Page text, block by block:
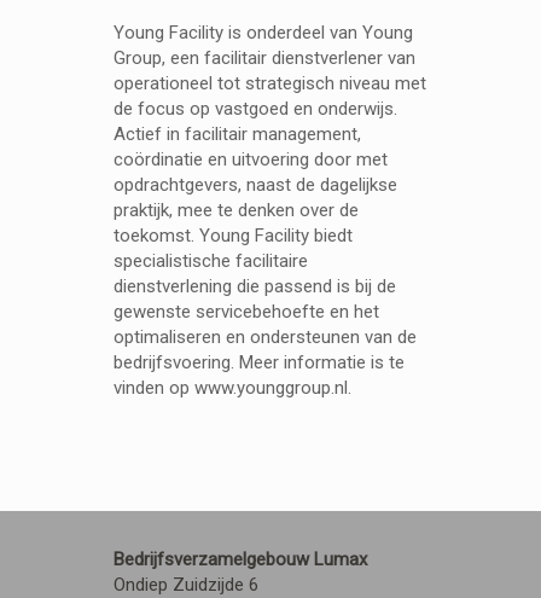
Young Facility is onderdeel van Young
Group, een facilitair dienstverlener van
operationeel tot strategisch niveau met
de focus op vastgoed en onderwijs.
Actief in facilitair management,
coördinatie en uitvoering door met
opdrachtgevers, naast de dagelijkse
praktijk, mee te denken over de
toekomst. Young Facility biedt
specialistische facilitaire
dienstverlening die passend is bij de
gewenste servicebehoefte en het
optimaliseren en ondersteunen van de
bedrijfsvoering. Meer informatie is te
vinden op www.younggroup.nl.
Bedrijfsverzamelgebouw Lumax
Ondiep Zuidzijde 6